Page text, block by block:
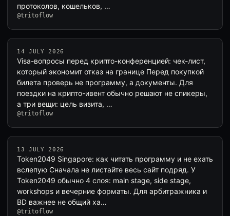
протоколов, кошельков, …
@tritoflow
14 JULY 2026
Visa-вопросы перед крипто-конференцией: чек-лист,
который экономит отказ на границе Перед покупкой
билета проверь не программу, а документы. Для
поездки на крипто-ивент обычно решают не спикеры,
а три вещи: цель визита, …
@tritoflow
13 JULY 2026
Token2049 Singapore: как читать программу и не ехать
вслепую Сначала не листайте весь сайт подряд. У
Token2049 обычно 4 слоя: main stage, side stage,
workshops и вечерние форматы. Для арбитражника и
BD важнее не общий ха…
@tritoflow